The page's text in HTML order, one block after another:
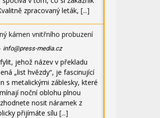
zpracovaný leták, [...]
kámen vnitřního probuzení
info@press-media.cz
jehož název v překladu
„list hvězdy“, je fascinující
s metalickými záblesky, které
noční oblohu plnou
nosit náramek z
přijímáte sílu [...]